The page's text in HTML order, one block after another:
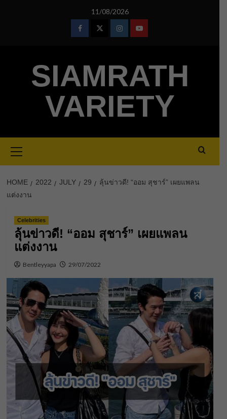
11/08/2026
FacebookTwitterInstagramYoutube
SIAMRATH
VARIETY
Menu
HOME 2022 JULY 29
ลุ้นข่าวดี! “ออม สุชาร์” เผยแพลน
แต่งงาน
Celebrities
ลุ้นข่าวดี! “ออม สุชาร์” เผยแพลน
แต่งงาน
Bentleyyapa 29/07/2022